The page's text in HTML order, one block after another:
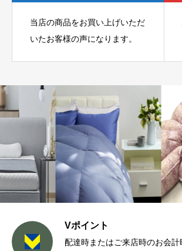
当店の商品をお買い上げいただ
いたお客様の声になります。
Vポイント
配達時またはご来店時のお会